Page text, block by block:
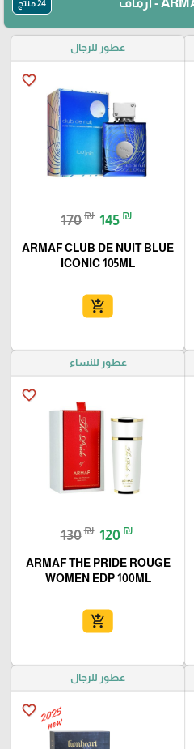
24 منتج
عطور للرجال
favorite_border
170₪ 145 ₪
ARMAF CLUB DE NUIT BLUE
ICONIC 105ML
add_shopping_cart
عطور للنساء
favorite_border
130₪ 120 ₪
ARMAF THE PRIDE ROUGE
WOMEN EDP 100ML
add_shopping_cart
عطور للرجال
favorite_border